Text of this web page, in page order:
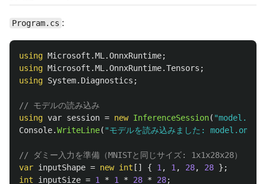
Program.cs :
using Microsoft.ML.OnnxRuntime;
using Microsoft.ML.OnnxRuntime.Tensors ;
using System.Diagnostics ;
// モデルの読み込み
using var session = new InferenceSession(
Console.WriteLine( "モデルを読み込みました: model.onnx"
// ダミー入力を準備（MNISTと同じサイズ: 1x1x28x28）
var inputShape = new int [] { 1 , 1 , 28, 28 };
int
inputSize = 1 * 1 * 28 * 28;